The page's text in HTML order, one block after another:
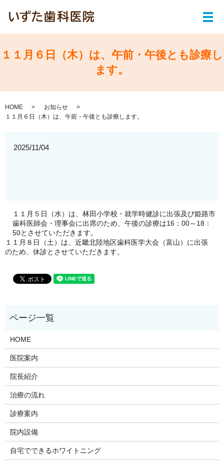
メ
１１月６日（木）は、午前・午後とも診療し
ます。
HOME
お知らせ
１１月６日（木）は、午前・午後とも診療します。
2025/11/04
１１月５日（水）は、林田小学校・就学時健診に出張及び姫路市
歯科医師会・理事会に出席のため、午後の診療は16：00～18：
50とさせていただきます。
１１月８日（土）は、近畿北陸地区歯科医学大会（富山）に出張
のため、休診とさせていただきます。
HOME
医院案内
院長紹介
治療の流れ
診療案内
院内設備
自宅でできるホワイトニング